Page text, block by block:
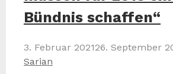
Bündnis schaffen“
3. Februar 202126. September
Sarian